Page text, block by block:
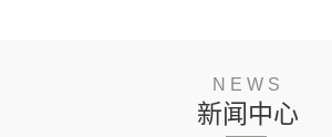
NEWS
新闻中心